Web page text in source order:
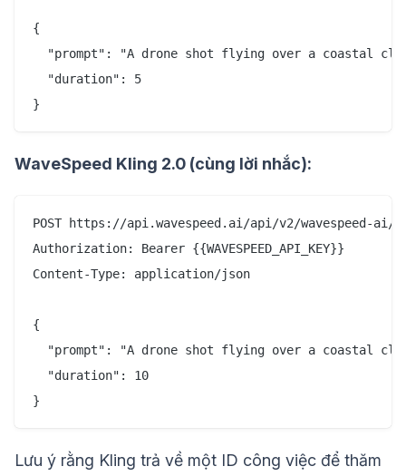
{
"prompt": "A drone shot flying over a coastal
  "duration": 5
WaveSpeed Kling 2.0 (cùng lời nhắc):
POST https://api.wavespeed.ai/api/v2/wavespeed-ai/
Authorization: Bearer {{WAVESPEED_API_KEY}}
Content-Type: application/json
{
"prompt": "A drone shot flying over a coastal
  "duration": 10
Lưu ý rằng Kling trả về một ID công việc để thăm